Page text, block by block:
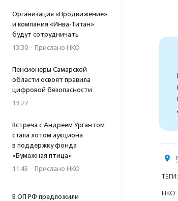
Организация «Продвижение»
и компания «Инва-Титан»
будут сотрудничать
13:30 · Прислано НКО
Пенсионеры Самарской
области освоят правила
цифровой безопасности
13:27
Встреча с Андреем Ургантом
стала лотом аукциона
в поддержку фонда
«Бумажная птица»
11:45 · Прислано НКО
В ОП РФ предложили
ТЕГИ:
НКО: